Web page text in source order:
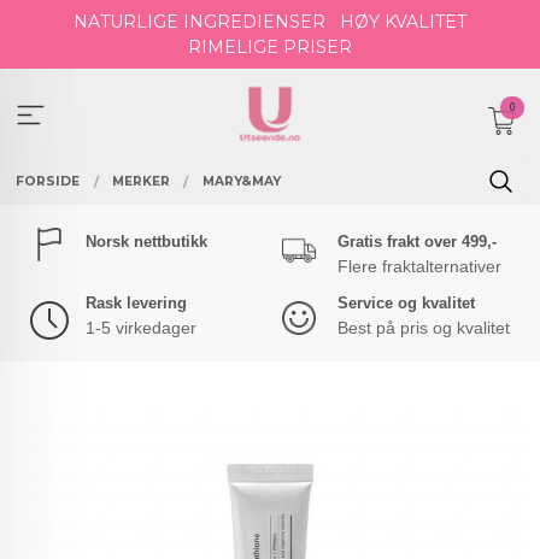
NATURLIGE INGREDIENSER
HØY KVALITET
RIMELIGE PRISER
0
FORSIDE MERKER MARY&MAY
Norsk nettbutikk Gratis frakt over 499,-
Flere fraktalternativer
Rask levering
1-5 virkedager
Service og kvalitet
Best på pris og kvalitet